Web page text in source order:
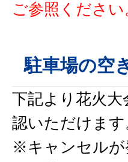
ご参照ください
駐車場の空
下記より花火
認いただけます
※キャンセルが